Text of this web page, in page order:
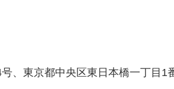
、東京都中央区東日本橋一丁目1